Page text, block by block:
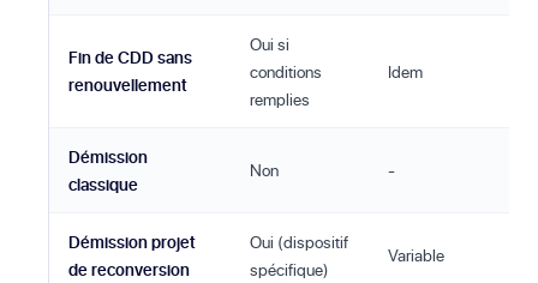
Fin de CDD sans
renouvellement
Oui si
conditions
remplies
Idem
Démission
classique
Non -
Démission projet
de reconversion
Oui (dispositif
spécifique)
Variable